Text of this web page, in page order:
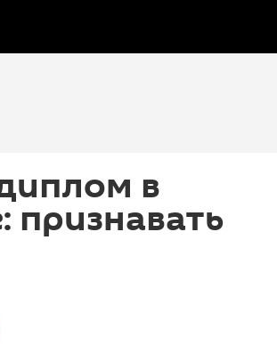
в
признавать